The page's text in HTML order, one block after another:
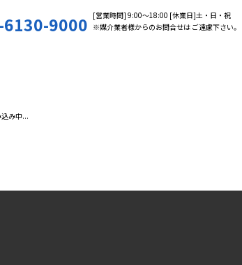
6130-9000
[営業時間] 9:00〜18:00 [休業日]土・日・祝
※媒介業者様からのお問合せは ご遠慮下さい。
み中...